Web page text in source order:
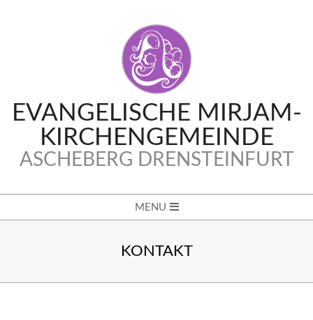
EVANGELISCHE MIRJAM-
KIRCHENGEMEINDE
ASCHEBERG DRENSTEINFURT
Navigation
MENU
KONTAKT